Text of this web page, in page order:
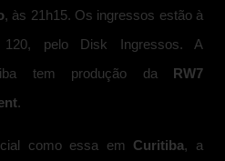
, às 21h15. Os ingressos estão à
pelo Disk Ingressos. A
tem produção da
RW7
.
como essa em Curitiba, a